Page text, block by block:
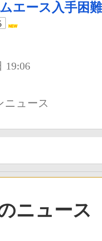
エース入手困
19:06
ニュース
ニュース